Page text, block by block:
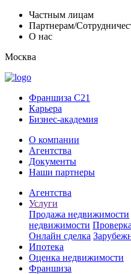
Частным лицам
Партнерам/
О нас
Москва
Франшиза C21
Карьера
Бизнес-академия
О компании
Агентства
Документы
Наши партнеры
Агентства
Услуги
Продажа недвижимости
недвижимости
Онлайн сделка
Ипотека
Оценка недвижимости
Франшиза